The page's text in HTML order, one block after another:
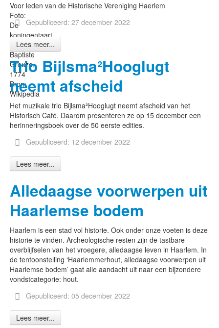
Foto:
De
koningentaart,
Jean-
Baptiste
Greuze,
1774
Bron:
Wikipedia
Voor leden van de Historische Vereniging Haerlem
Gepubliceerd: 27 december 2022
Lees meer...
Trio Bijlsma²Hooglugt
neemt afscheid
Het muzikale trio Bijlsma²Hooglugt neemt afscheid van het
Historisch Café. Daarom presenteren ze op 15 december een
herinneringsboek over de 50 eerste edities.
Gepubliceerd: 12 december 2022
Lees meer...
Alledaagse voorwerpen uit
Haarlemse bodem
Haarlem is een stad vol historie. Ook onder onze voeten is deze
historie te vinden. Archeologische resten zijn de tastbare
overblijfselen van het vroegere, alledaagse leven in Haarlem. In
de tentoonstelling ‘Haarlemmerhout, alledaagse voorwerpen uit
Haarlemse bodem’ gaat alle aandacht uit naar een bijzondere
vondstcategorie: hout.
Gepubliceerd: 05 december 2022
Lees meer...